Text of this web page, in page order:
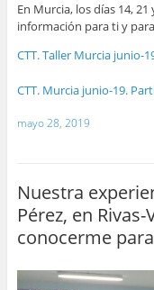
En Murcia, los días 14,
información para ti y
CTT. Taller Murcia junio-
CTT. Murcia junio-19.
mayo 28, 2019
Nuestra
Pérez, en
conocerme